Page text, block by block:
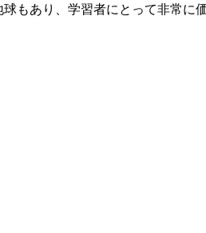
もあり、学習者にとって非常に